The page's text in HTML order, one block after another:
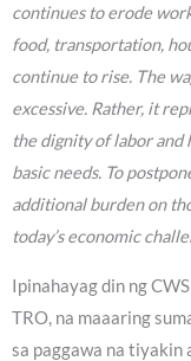
continues to erode
food, transportation,
continue to rise. The
excessive. Rather, it
the dignity of labor and
basic needs. To
additional burden on
today’s economic
Ipinahayag din ng
TRO, na maaaring
sa paggawa na tiyakin